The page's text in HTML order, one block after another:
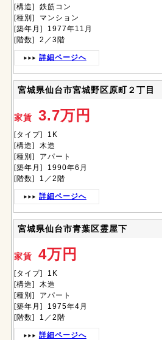
[構造] 鉄筋コン
[種別] マンション
[築年月] 1977年11月
[階数] 2／3階
詳細ページへ
宮城県仙台市宮城野区原町２丁目
家賃 3.7万円
[タイプ] 1K
[構造] 木造
[種別] アパート
[築年月] 1990年6月
[階数] 1／2階
詳細ページへ
宮城県仙台市青葉区霊屋下
家賃 4万円
[タイプ] 1K
[構造] 木造
[種別] アパート
[築年月] 1975年4月
[階数] 1／2階
詳細ページへ